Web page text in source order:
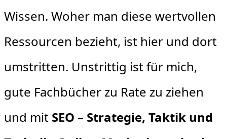
Wissen. Woher man diese wertvollen
Ressourcen bezieht, ist hier und dort
umstritten. Unstrittig ist für mich,
gute Fachbücher zu Rate zu ziehen
und mit SEO – Strategie, Taktik und